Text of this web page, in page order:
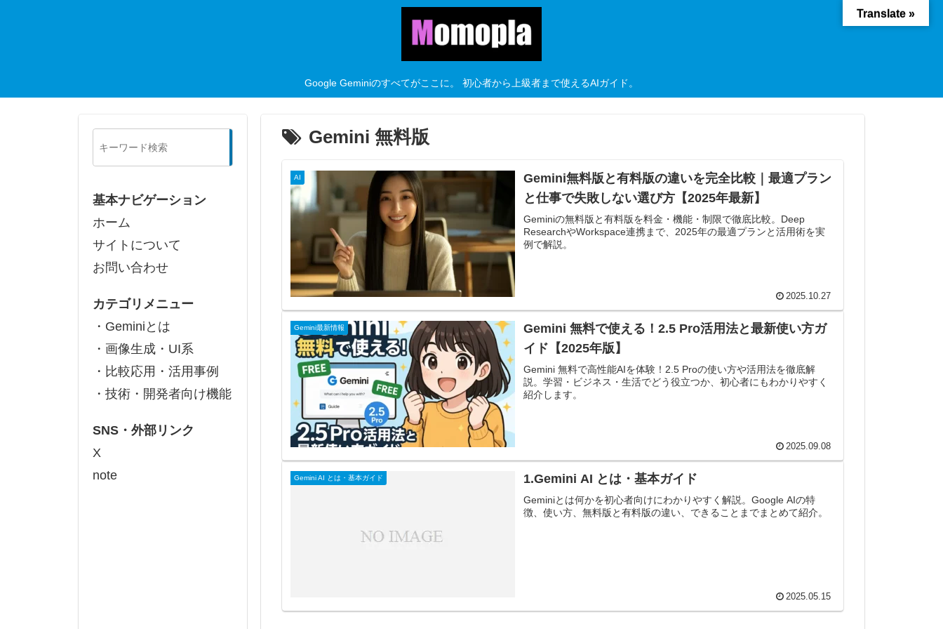
Google Geminiのすべてがここに。 初心者から上級者まで使えるAIガイド。
Gemini 無料版
AI
Gemini無料版と有料版の違いを完全比較｜最適プラン
と仕事で失敗しない選び方【2025年最新】
Geminiの無料版と有料版を料金・機能・制限で徹底比較。Deep
ResearchやWorkspace連携まで、2025年の最適プランと活用術を実
例で解説。
2025.10.27
Gemini最新情報
Gemini 無料で使える！2.5 Pro活用法と最新使い方ガ
イド【2025年版】
Gemini 無料で高性能AIを体験！2.5 Proの使い方や活用法を徹底解
説。学習・ビジネス・生活でどう役立つか、初心者にもわかりやすく
紹介します。
2025.09.08
Gemini AI とは・基本ガイド 1.Gemini AI とは・基本ガイド
Geminiとは何かを初心者向けにわかりやすく解説。Google AIの特
徴、使い方、無料版と有料版の違い、できることまでまとめて紹介。
2025.05.15
基本ナビゲーション
ホーム
サイトについて
お問い合わせ
カテゴリメニュー
・Geminiとは
・画像生成・UI系
・比較応用・活用事例
・技術・開発者向け機能
SNS・外部リンク
X
note
Translate »